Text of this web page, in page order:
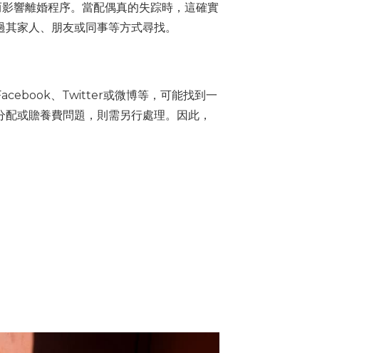
響離婚程序。當配偶真的失踪時，這確實
家人、朋友或同事等方式尋找。
、Twitter或微博等，可能找到一
或贍養費問題，則需另行處理。因此，